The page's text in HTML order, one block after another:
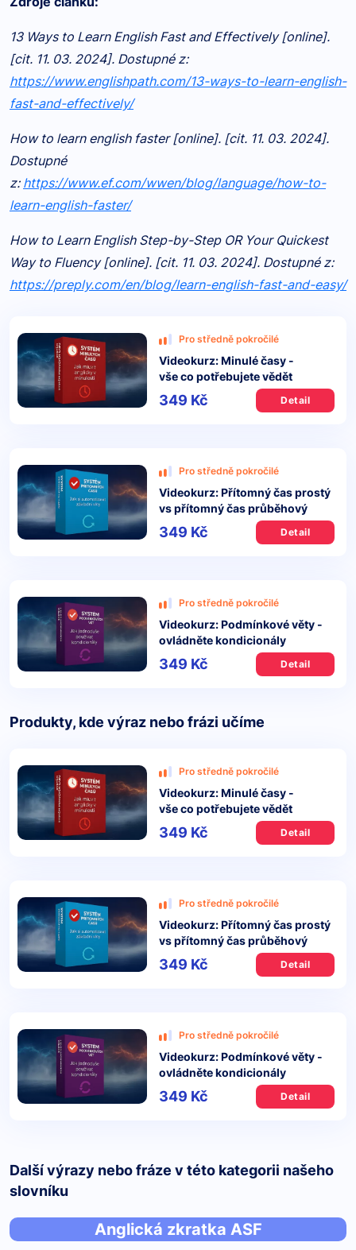
13 Ways to Learn English Fast and Effectively [online].
[cit. 11. 03. 2024]. Dostupné z:
https://www.englishpath.com/13-ways-to-learn-english-
fast-and-effectively/
How to learn english faster [online]. [cit. 11. 03. 2024].
Dostupné
z: https://www.ef.com/wwen/blog/language/how-to-
learn-english-faster/
How to Learn English Step-by-Step OR Your Quickest
Way to Fluency [online]. [cit. 11. 03. 2024]. Dostupné z:
https://preply.com/en/blog/learn-english-fast-and-easy/
Pro středně pokročilé
Videokurz: Minulé časy -
vše co potřebujete vědět
349 Kč Detail
Pro středně pokročilé
Videokurz: Přítomný čas prostý
vs přítomný čas průběhový
349 Kč Detail
Pro středně pokročilé
Videokurz: Podmínkové věty -
ovládněte kondicionály
349 Kč Detail
Produkty, kde výraz nebo frázi učíme
Pro středně pokročilé
Videokurz: Minulé časy -
vše co potřebujete vědět
349 Kč Detail
Pro středně pokročilé
Videokurz: Přítomný čas prostý
vs přítomný čas průběhový
349 Kč Detail
Pro středně pokročilé
Videokurz: Podmínkové věty -
ovládněte kondicionály
349 Kč Detail
Další výrazy nebo fráze v této kategorii našeho
slovníku
Anglická zkratka ASF